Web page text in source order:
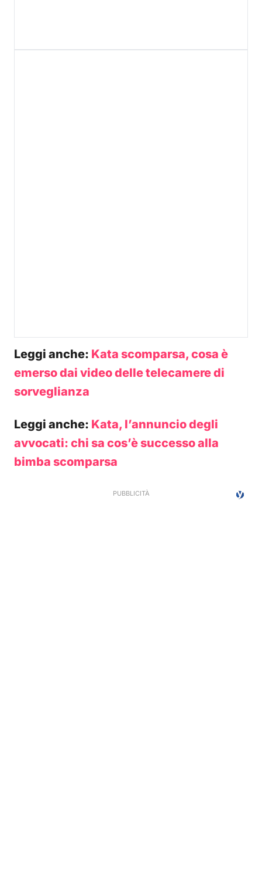
Leggi anche: Kata scomparsa, cosa è
emerso dai video delle telecamere di
sorveglianza
Leggi anche: Kata, l’annuncio degli
avvocati: chi sa cos’è successo alla
bimba scomparsa